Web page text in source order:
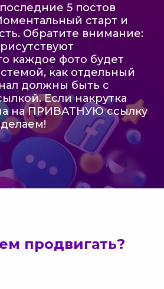
5 постов
старт и
Обратите внимание:
каждое фото будет
как отдельный
должны быть с
Если накрутка
на ПРИВАТНУЮ ссылку
продвигать?